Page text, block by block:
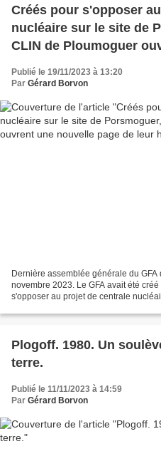
Créés pour s'opposer
nucléaire sur le site de
CLIN de Ploumoguer
Publié le 19/11/2023 à 13:20
Par Gérard Borvon
Dernière assemblée générale du
novembre 2023. Le GFA avait été
s'opposer au projet de centrale
Plogoff. 1980. Un
terre.
Publié le 11/11/2023 à 14:59
Par Gérard Borvon